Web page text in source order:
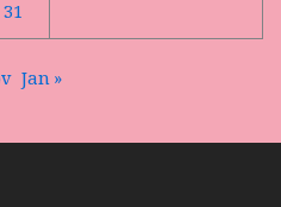
31
Jan »